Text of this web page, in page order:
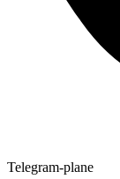
Telegram-plane